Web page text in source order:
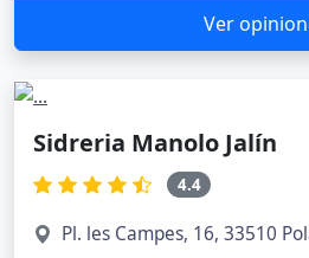
Ver
Sidreria Manolo Jalín
4.4
Pl. les Campes, 16, 33510